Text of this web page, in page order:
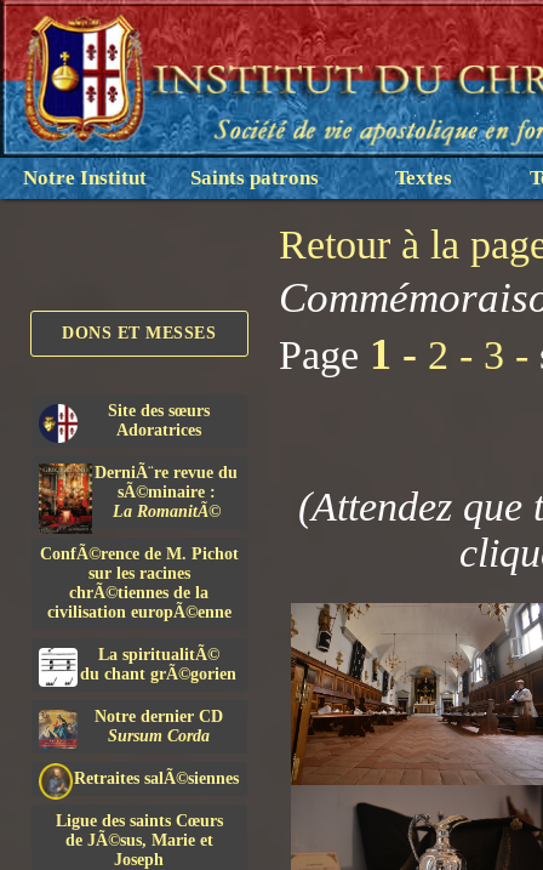
Notre Institut Saints patrons Textes
DONS ET MESSES
Site des sœurs
Adoratrices
DerniÃ¨re revue du
sÃ©minaire :
La RomanitÃ©
ConfÃ©rence de M. Pichot
sur les racines
chrÃ©tiennes de la
civilisation europÃ©enne
La spiritualitÃ©
du chant grÃ©gorien
Notre dernier CD
Sursum Corda
Retraites salÃ©siennes
Ligue des saints Cœurs
de JÃ©sus, Marie et
Joseph
Retour à la
Page 1 - 2 - 3 -
(Attendez que